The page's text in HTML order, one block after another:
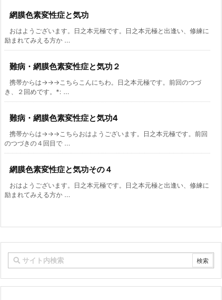
網膜色素変性症と気功
おはようございます。日之本元極です。日之本元極と出逢い、修練に
励まれてみえる方か ...
難病・網膜色素変性症と気功２
携帯からは→→→こちらこんにちわ。日之本元極です。前回のつづ
き、２回めです。*: ...
難病・網膜色素変性症と気功4
携帯からは→→→こちらおはようございます。日之本元極です。前回
のつづきの４回目で ...
網膜色素変性症と気功その４
おはようございます。日之本元極です。日之本元極と出逢い、修練に
励まれてみえる方か ...